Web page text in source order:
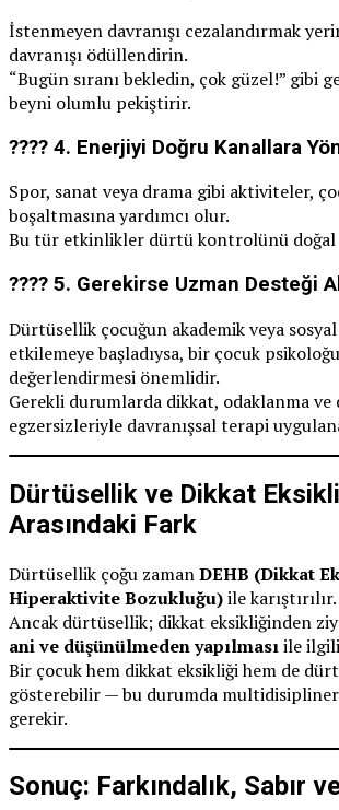
İstenmeyen davranışı cezalandırmak
davranışı ödüllendirin.
“Bugün sıranı bekledin, çok güzel!” gibi
beyni olumlu pekiştirir.
???? 4. Enerjiyi Doğru Kanallara
Spor, sanat veya drama gibi aktiviteler,
boşaltmasına yardımcı olur.
Bu tür etkinlikler dürtü kontrolünü doğal
???? 5. Gerekirse Uzman Desteği
Dürtüsellik çocuğun akademik veya sosyal
etkilemeye başladıysa, bir çocuk
değerlendirmesi önemlidir.
Gerekli durumlarda dikkat, odaklanma
egzersizleriyle davranışsal terapi
Dürtüsellik ve Dikkat
Arasındaki Fark
Dürtüsellik çoğu zamanDEHB (Dikkat
Hiperaktivite Bozukluğu)ile karıştırılır.
Ancak dürtüsellik; dikkat eksikliğinden
ani ve düşünülmeden yapılmasıile
Bir çocuk hem dikkat eksikliği hem de
gösterebilir — bu durumda multidisipliner
gerekir.
Sonuç: Farkındalık, Sabır